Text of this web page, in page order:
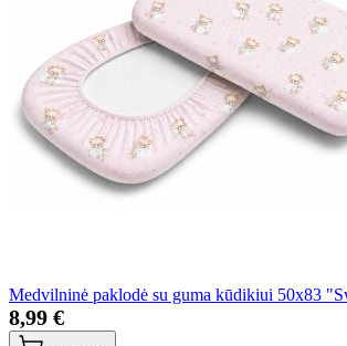
Medvilninė paklodė su guma kūdikiui 50x83
8,99 €